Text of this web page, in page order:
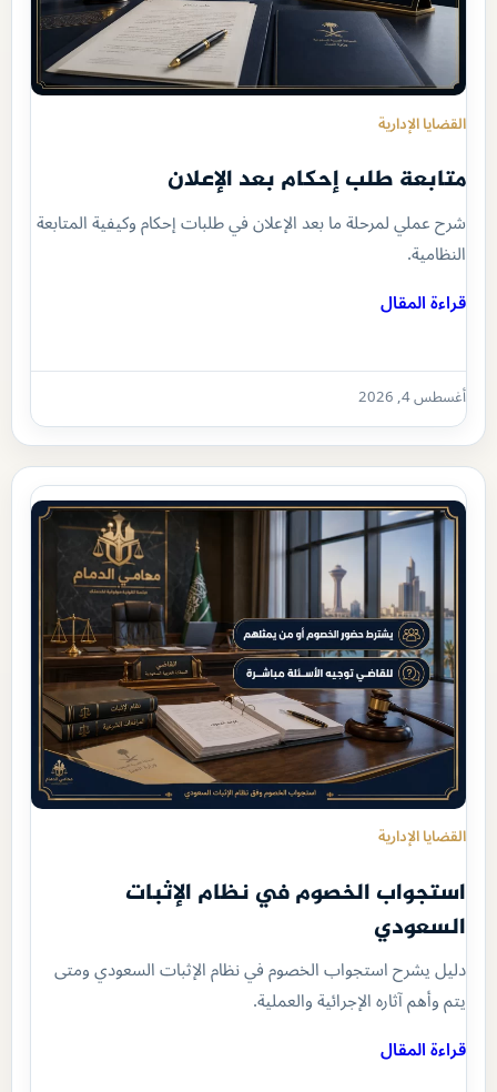
القضايا الإدارية
متابعة طلب إحكام بعد الإعلان
شرح عملي لمرحلة ما بعد الإعلان في طلبات إحكام وكيفية المتابعة
النظامية.
قراءة المقال
أغسطس 4, 2026
القضايا الإدارية
استجواب الخصوم في نظام الإثبات
السعودي
دليل يشرح استجواب الخصوم في نظام الإثبات السعودي ومتى
يتم وأهم آثاره الإجرائية والعملية.
قراءة المقال